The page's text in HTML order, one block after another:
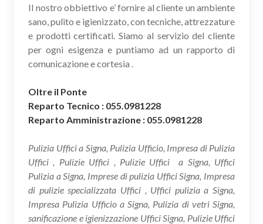
Il nostro obbiettivo e’ fornire al cliente un ambiente
sano, pulito e igienizzato, con tecniche, attrezzature
e prodotti certificati. Siamo al servizio del cliente
per ogni esigenza e puntiamo ad un rapporto di
comunicazione e cortesia .
Oltre il Ponte
Reparto Tecnico : 055.0981228
Reparto Amministrazione : 055.0981228
Pulizia Uffici a Signa, Pulizia Ufficio, Impresa di Pulizia
Uffici , Pulizie Uffici , Pulizie Uffici a Signa, Uffici
Pulizia a Signa, Imprese di pulizia Uffici Signa, Impresa
di pulizie specializzata Uffici , Uffici pulizia a Signa,
Impresa Pulizia Ufficio a Signa, Pulizia di vetri Signa,
sanificazione e igienizzazione Uffici Signa, Pulizie Uffici